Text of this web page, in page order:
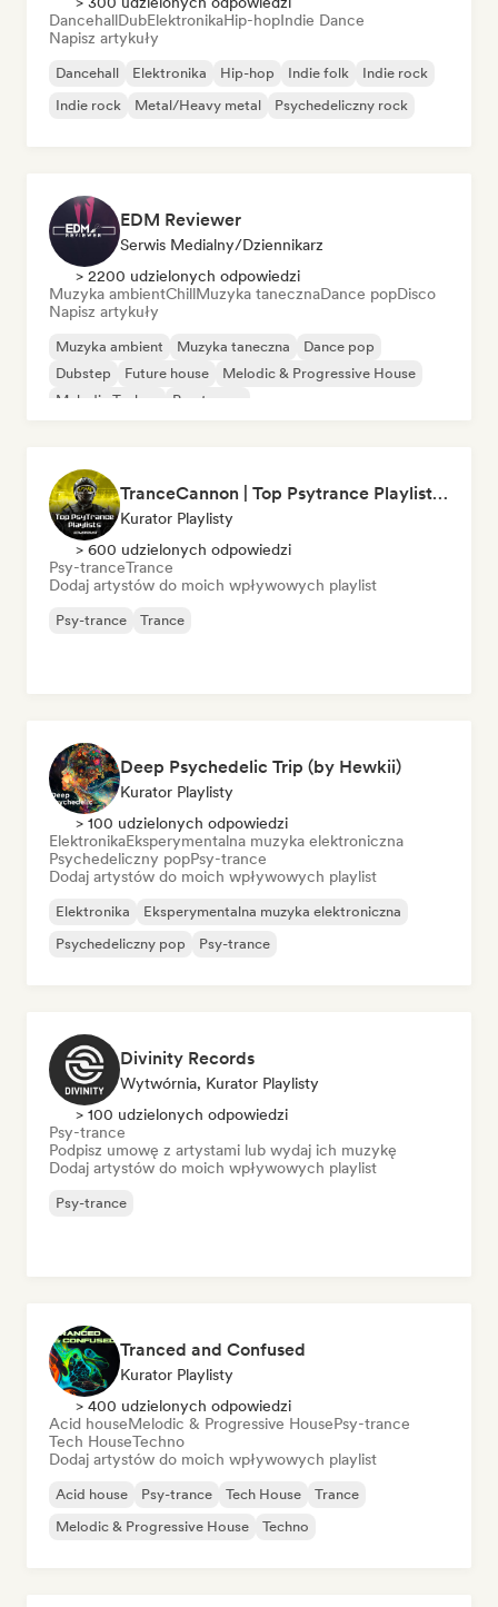
DancehallDubElektronikaHip-hopIndie Dance
Napisz artykuły
Dancehall Elektronika Hip-hop Indie folk
Indie rock
Indie rock
Metal/Heavy metal Psychedeliczny rock
EDM Reviewer
Serwis Medialny/Dziennikarz
> 2200 udzielonych odpowiedzi
Muzyka ambientChillMuzyka tanecznaDance popDisco
Napisz artykuły
Muzyka ambient Muzyka taneczna
Dance pop
Dubstep
Future house
Melodic & Progressive House
Melodic Techno
Psy-trance
TranceCannon | Top Psytrance Playlists Worldwide
Kurator Playlisty
> 600 udzielonych odpowiedzi
Psy-tranceTrance
Dodaj artystów do moich wpływowych playlist
Psy-trance Trance
Deep Psychedelic Trip (by Hewkii)
Kurator Playlisty
> 100 udzielonych odpowiedzi
ElektronikaEksperymentalna muzyka elektroniczna
Psychedeliczny popPsy-trance
Dodaj artystów do moich wpływowych playlist
Elektronika
Eksperymentalna muzyka elektroniczna
Psychedeliczny pop
Psy-trance
Divinity Records
Wytwórnia, Kurator Playlisty
> 100 udzielonych odpowiedzi
Psy-trance
Podpisz umowę z artystami lub wydaj ich muzykę
Dodaj artystów do moich wpływowych playlist
Psy-trance
Tranced and Confused
Kurator Playlisty
> 400 udzielonych odpowiedzi
Acid houseMelodic & Progressive HousePsy-trance
Tech HouseTechno
Dodaj artystów do moich wpływowych playlist
Acid house Psy-trance Tech House
Trance
Melodic & Progressive House
Techno